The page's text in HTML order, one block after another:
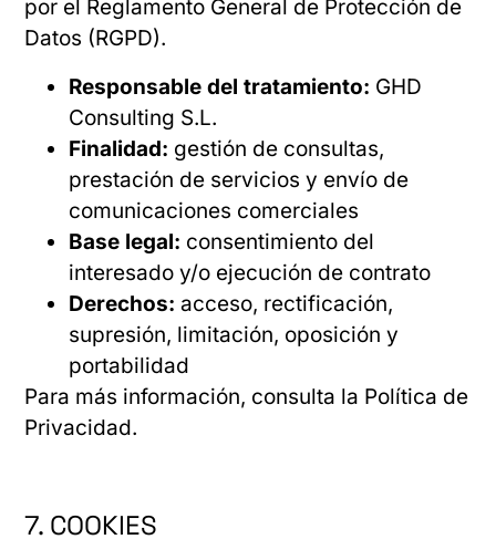
por el Reglamento General de Protección de
Datos (RGPD).
Responsable del tratamiento: GHD
Consulting S.L.
Finalidad: gestión de consultas,
prestación de servicios y envío de
comunicaciones comerciales
Base legal: consentimiento del
interesado y/o ejecución de contrato
Derechos: acceso, rectificación,
supresión, limitación, oposición y
portabilidad
Para más información, consulta la Política de
Privacidad.
7. COOKIES